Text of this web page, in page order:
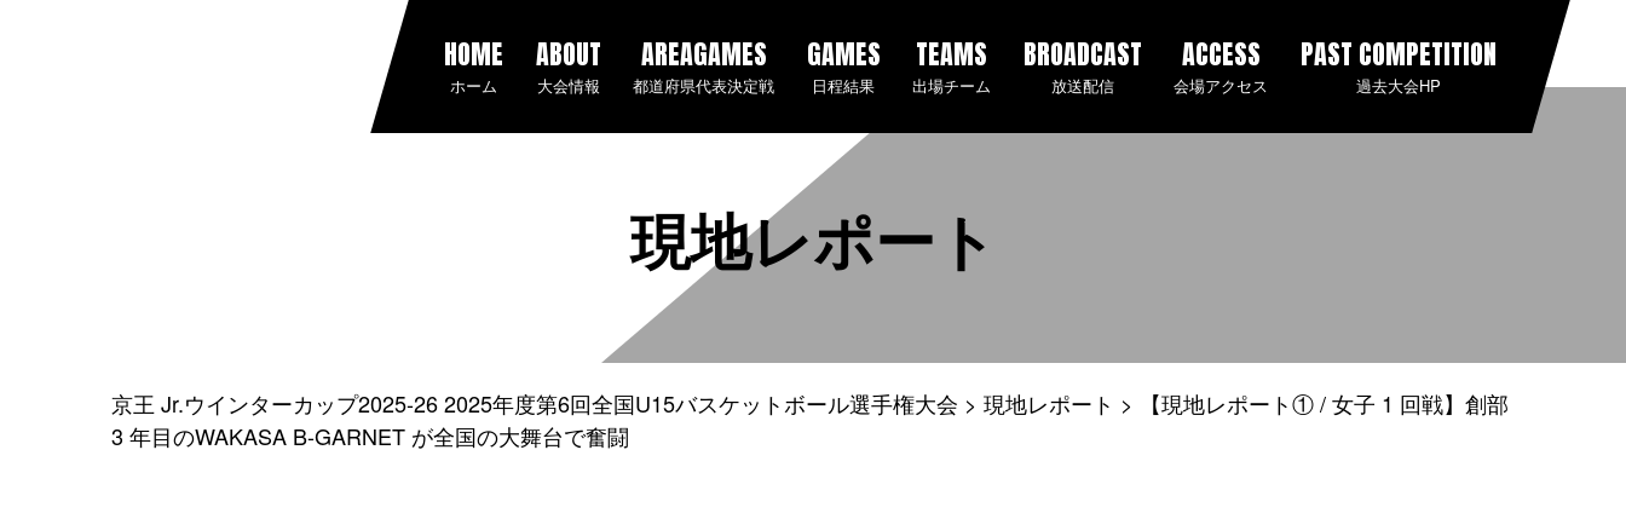
HOME
ホーム
ABOUT
大会情報
AREAGAMES
都道府県代表決定戦
GAMES
日程結果
TEAMS
出場チーム
BROADCAST
放送配信
ACCESS
会場アクセス
PAST COMPETITION
過去大会HP
現地レポート
京王 Jr.ウインターカップ2025-26 2025年度第6回全国U15バスケットボール選手権大会 現地レポート
【現地レポート① / 女子 1 回戦】創部
3 年目のWAKASA B-GARNET が全国の大舞台で奮闘